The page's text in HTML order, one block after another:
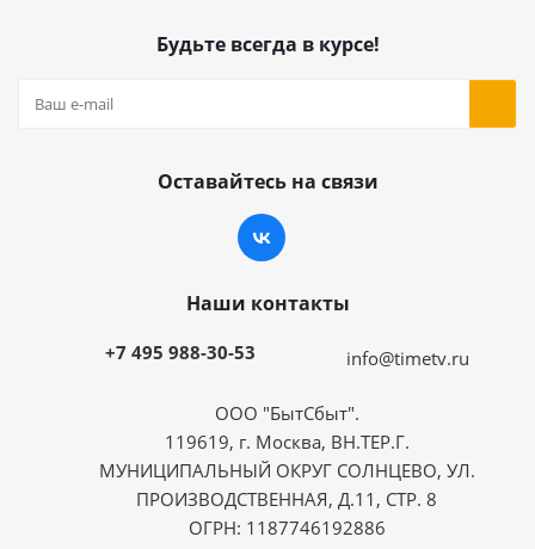
Будьте всегда в курсе!
Оставайтесь на связи
Наши контакты
+7 495 988-30-53 info@timetv.ru
ООО "БытСбыт".
119619, г. Москва, ВН.ТЕР.Г.
МУНИЦИПАЛЬНЫЙ ОКРУГ СОЛНЦЕВО, УЛ.
ПРОИЗВОДСТВЕННАЯ, Д.11, СТР. 8
ОГРН: 1187746192886